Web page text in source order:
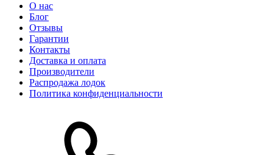
О нас
Блог
Отзывы
Гарантии
Контакты
Доставка и оплата
Производители
Распродажа лодок
Политика конфиденциальности